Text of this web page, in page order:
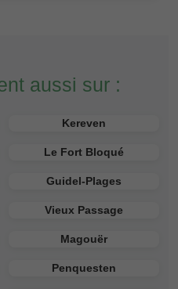
aussi sur :
Kereven
Le Fort Bloqué
Guidel-Plages
Vieux Passage
Magouër
Penquesten